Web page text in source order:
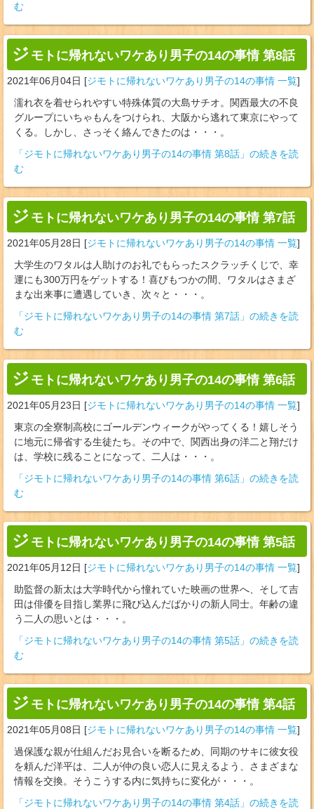
む
ジ モトに帰れないワケあり男子の14の事情 第8話
2021年06月04日 [ジモトに帰れないワケあり男子の14の事情 一覧]
濡れ衣を着せられやすい特殊体質の大島サチオ。関西最大の不良
グループにいちゃもんをつけられ、大阪から逃れて東京にやって
くる。しかし、さっそく絡んできたのは・・・。
「ジモトに帰れないワケあり男子の14の事情 第8話」の続きを読
む
ジ モトに帰れないワケあり男子の14の事情 第7話
2021年05月28日 [ジモトに帰れないワケあり男子の14の事情 一覧]
大学生のワタルは人助けのお礼でもらったスクラッチくじで、幸
運にも300万円をゲットする！喜びもつかの間、ワタルはさまざ
まな出来事に遭遇していき、次々と・・・。
「ジモトに帰れないワケあり男子の14の事情 第7話」の続きを読
む
ジ モトに帰れないワケあり男子の14の事情 第6話
2021年05月23日 [ジモトに帰れないワケあり男子の14の事情 一覧]
東京の全寮制高校にゴールデンウィークがやってくる！嬉しそう
に地元に帰省する生徒たち。その中で、関西出身の洋二と翔だけ
は、学校に残ることになって、二人は・・・。
「ジモトに帰れないワケあり男子の14の事情 第6話」の続きを読
む
ジ モトに帰れないワケあり男子の14の事情 第5話
2021年05月12日 [ジモトに帰れないワケあり男子の14の事情 一覧]
助監督の新太は大学時代から憧れていた映画の世界へ、そして吉
田は俳優を目指し業界に飛び込んだばかりの新人同士。年齢の違
う二人の思いとは・・・。
「ジモトに帰れないワケあり男子の14の事情 第5話」の続きを読
む
ジ モトに帰れないワケあり男子の14の事情 第4話
2021年05月08日 [ジモトに帰れないワケあり男子の14の事情 一覧]
過保護な親が仕組んだお見合いを断るため、同期のサキに彼女役
を頼んだ洋平は、二人が仲の良い恋人に見えるよう、さまざまな
情報を交換。そうこうする内に気持ちに変化が・・・。
「ジモトに帰れないワケあり男子の14の事情 第4話」の続きを読